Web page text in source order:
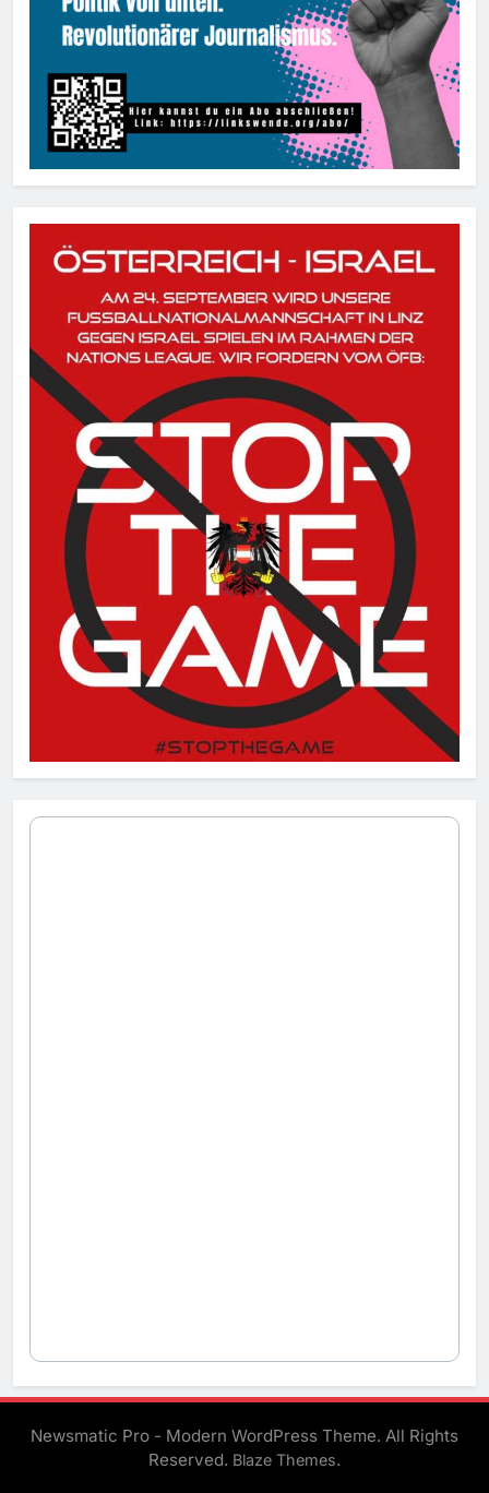
Newsmatic Pro - Modern WordPress Theme. All Rights
Reserved. Blaze Themes.